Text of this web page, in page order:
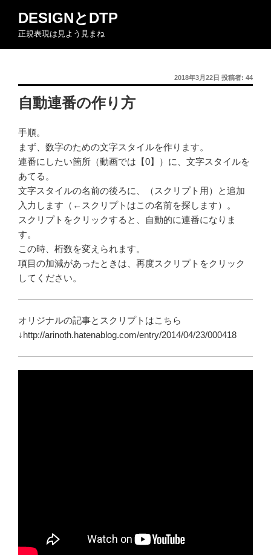
ン
DESIGNとDTP
正規表現は見よう見まね
投
稿
2018年3月22日 投稿者: 44
自動連番の作り方
手順。
まず、数字のための文字スタイルを作ります。
連番にしたい箇所（動画では【0】）に、文字スタイルを
あてる。
文字スタイルの名前の後ろに、（スクリプト用）と追加
入力します（←スクリプトはこの名前を探します）。
スクリプトをクリックすると、自動的に連番になりま
す。
この時、桁数を変えられます。
項目の加減があったときは、再度スクリプトをクリック
してください。
オリジナルの記事とスクリプトはこちら
↓http://arinoth.hatenablog.com/entry/2014/04/23/000418